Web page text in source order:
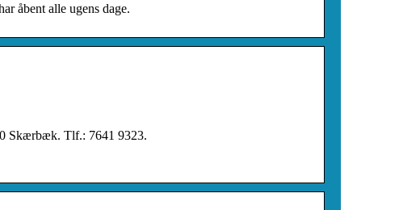
åbent alle ugens dage.
Skærbæk. Tlf.: 7641 9323.